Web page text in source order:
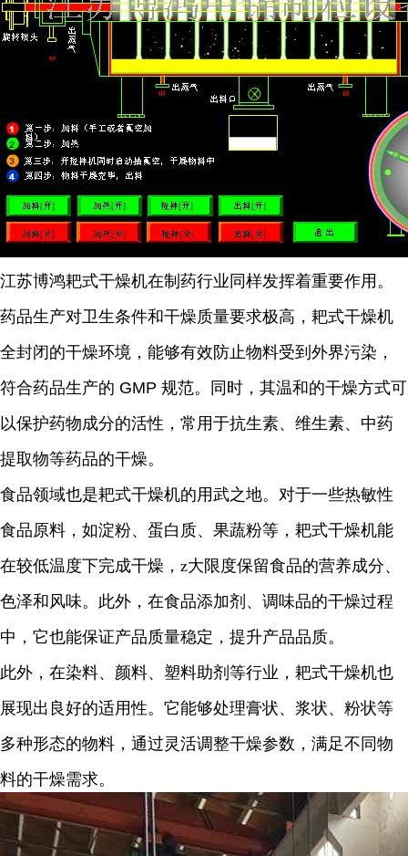
江苏博鸿耙式干燥机在制药行业同样发挥着重要作用。
药品生产对卫生条件和干燥质量要求极高，耙式干燥机
全封闭的干燥环境，能够有效防止物料受到外界污染，
符合药品生产的 GMP 规范。同时，其温和的干燥方式可
以保护药物成分的活性，常用于抗生素、维生素、中药
提取物等药品的干燥。
食品领域也是耙式干燥机的用武之地。对于一些热敏性
食品原料，如淀粉、蛋白质、果蔬粉等，耙式干燥机能
在较低温度下完成干燥， z大限度保留食品的营养成分、
色泽和风味。此外，在食品添加剂、调味品的干燥过程
中，它也能保证产品质量稳定，提升产品品质。
此外，在染料、颜料、塑料助剂等行业，耙式干燥机也
展现出良好的适用性。它能够处理膏状、浆状、粉状等
多种形态的物料，通过灵活调整干燥参数，满足不同物
料的干燥需求。